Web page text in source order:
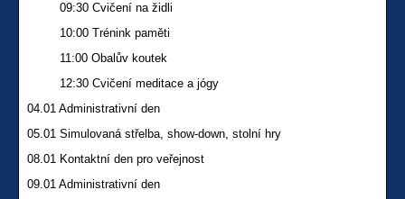
09:30 Cvičení na židli
10:00 Trénink paměti
11:00 Obalův koutek
12:30 Cvičení meditace a jógy
04.01 Administrativní den
05.01 Simulovaná střelba, show-down, stolní hry
08.01 Kontaktní den pro veřejnost
09.01 Administrativní den